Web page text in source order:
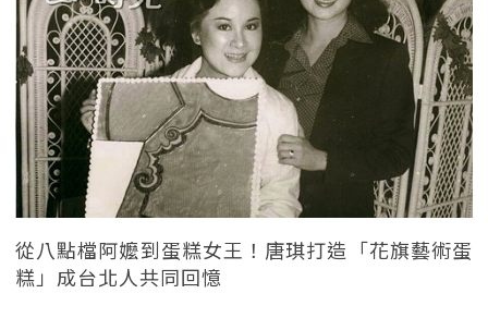
從八點檔阿嬤到蛋糕女王！唐琪打造「花旗藝術蛋
糕」成台北人共同回憶